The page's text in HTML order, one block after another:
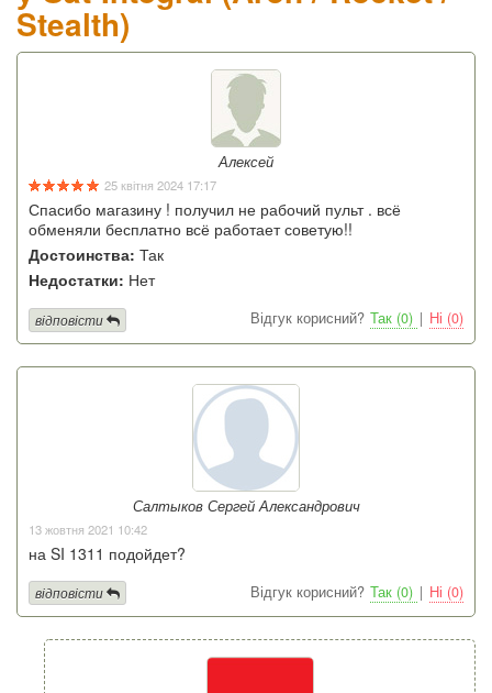
Stealth)
Алексей
25 квітня 2024 17:17
Спасибо магазину ! получил не рабочий пульт . всё
обменяли бесплатно всё работает советую!!
Достоинства: Так
Недостатки: Нет
Відгук корисний? Так (0) | Ні (0)
відповісти
Салтыков Сергей Александрович
13 жовтня 2021 10:42
на SI 1311 подойдет?
Відгук корисний? Так (0) | Ні (0)
відповісти